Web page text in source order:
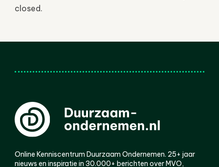
closed.
Online Kenniscentrum Duurzaam Ondernemen. 25+ jaar
nieuws en inspiratie in 30.000+ berichten over MVO,